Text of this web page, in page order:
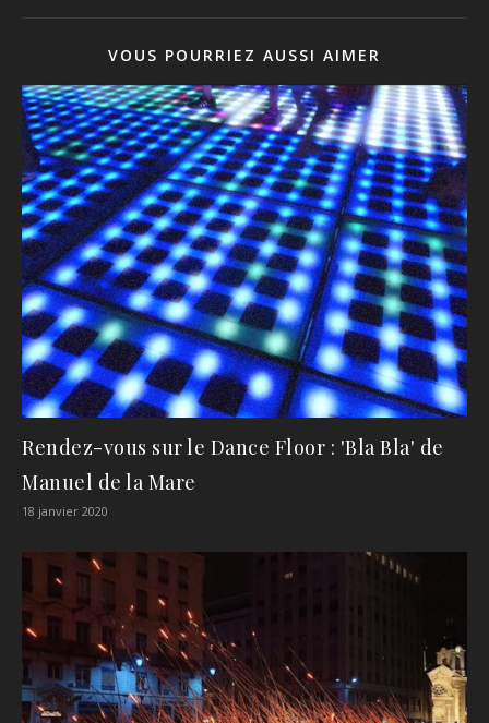
VOUS POURRIEZ AUSSI AIMER
Rendez-vous sur le Dance Floor : 'Bla Bla' de
Manuel de la Mare
18 janvier 2020